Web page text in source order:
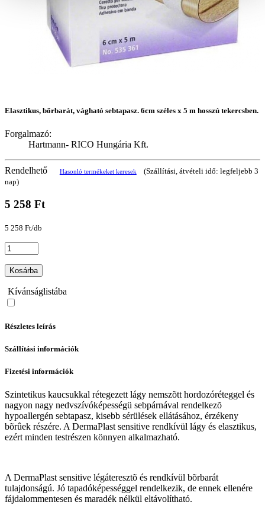
Elasztikus, bőrbarát, vágható sebtapasz. 6cm széles x 5 m hosszú tekercsben.
Forgalmazó:
Hartmann- RICO Hungária Kft.
Rendelhető Hasonló termékeket keresek
(Szállítási, átvételi idő: legfeljebb 3
nap)
5 258 Ft
5 258 Ft/db
Kosárba
Kívánságlistába
Részletes leírás
Szállítási információk
Fizetési információk
Szintetikus kaucsukkal rétegezett lágy nemszõtt hordozóréteggel és
nagyon nagy nedvszívóképességü sebpárnával rendelkezõ
hypoallergén sebtapasz, kisebb sérülések ellátásához, érzékeny
bõrûek részére. A DermaPlast sensitive rendkívül lágy és elasztikus,
ezért minden testrészen könnyen alkalmazható.
A DermaPlast sensitive légáteresztõ és rendkívül bõrbarát
tulajdonságú. Jó tapadóképességgel rendelkezik, de ennek ellenére
fájdalommentesen és maradék nélkül eltávolítható.